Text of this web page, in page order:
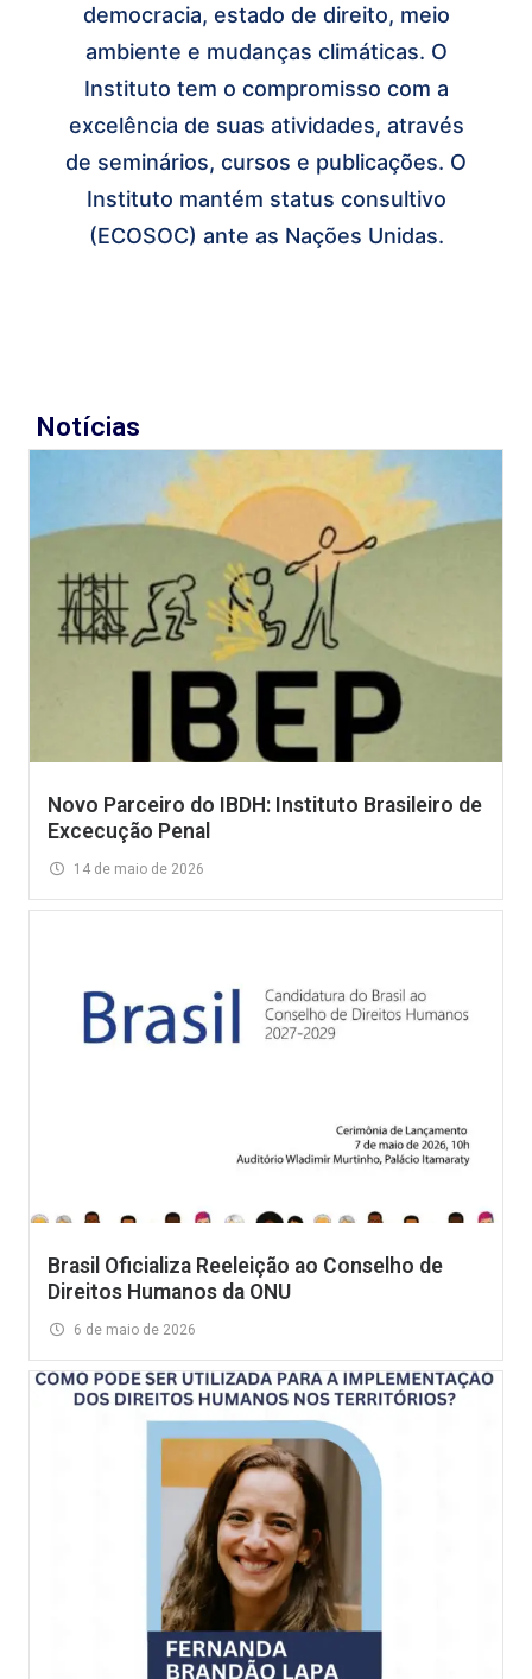
democracia, estado de direito, meio
ambiente e mudanças climáticas. O
Instituto tem o compromisso com a
excelência de suas atividades, através
de seminários, cursos e publicações. O
Instituto mantém status consultivo
(ECOSOC) ante as Nações Unidas.
Notícias
Novo Parceiro do IBDH: Instituto Brasileiro de
Excecução Penal
14 de maio de 2026
Brasil Oficializa Reeleição ao Conselho de
Direitos Humanos da ONU
6 de maio de 2026